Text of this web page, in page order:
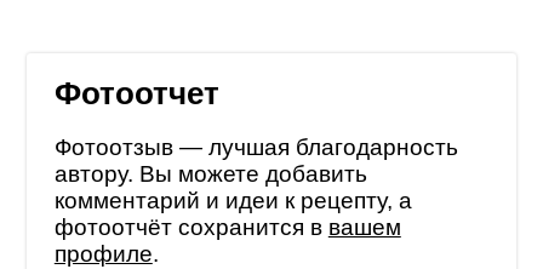
Фотоотчет
Фотоотзыв — лучшая благодарность
автору. Вы можете добавить
комментарий и идеи к рецепту, а
фотоотчёт сохранится в вашем
профиле.